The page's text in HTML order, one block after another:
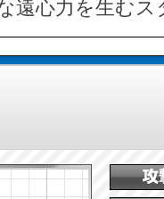
遠心力を生む